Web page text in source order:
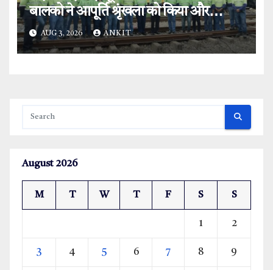
बालको ने आपूर्ति श्रृंखला को किया और
मजबूत.
AUG 3, 2026 ANKIT
August 2026
M T W T F S S
1 2
3 4 5 6 7 8 9